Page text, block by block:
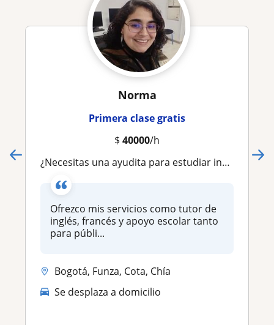
Norma
Primera clase gratis
$ 40000/h
¿Necesitas una ayudita para estudiar inglés? ¡Aquí yo puedo ayudarte!
Ofrezco mis servicios como tutor de
inglés, francés y apoyo escolar tanto
para públi...
Bogotá, Funza, Cota, Chía
Se desplaza a domicilio